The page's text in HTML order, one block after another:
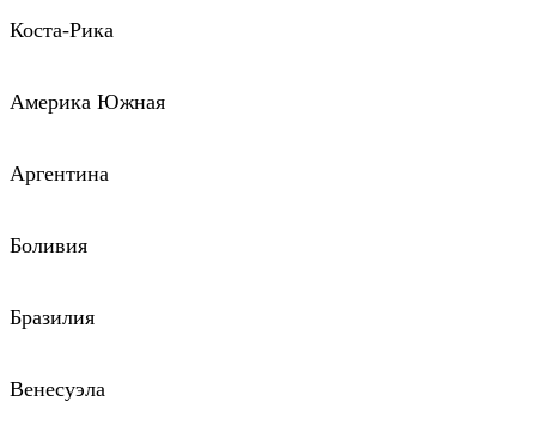
Коста-Рика
Америка Южная
Аргентина
Боливия
Бразилия
Венесуэла